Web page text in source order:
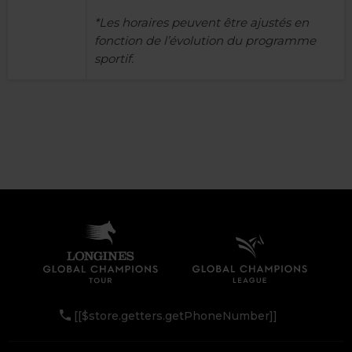
*Les horaires peuvent être ajustés en
fonction de l’évolution du programme
sportif.
[[$store.getters.getPhoneNumber]]